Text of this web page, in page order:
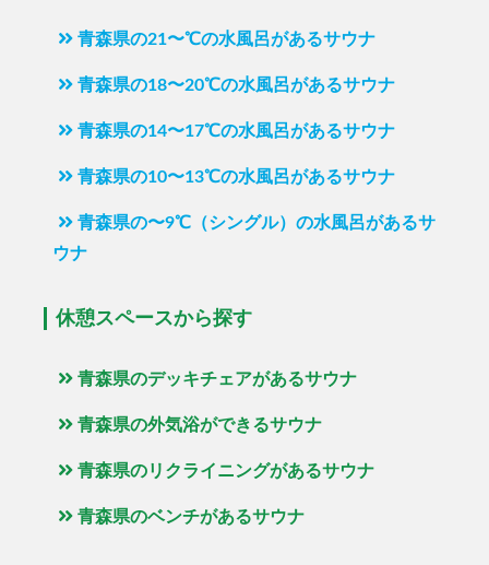
青森県の21〜℃の水風呂があるサウナ
青森県の18〜20℃の水風呂があるサウナ
青森県の14〜17℃の水風呂があるサウナ
青森県の10〜13℃の水風呂があるサウナ
青森県の〜9℃（シングル）の水風呂があるサ
ウナ
休憩スペースから探す
青森県のデッキチェアがあるサウナ
青森県の外気浴ができるサウナ
青森県のリクライニングがあるサウナ
青森県のベンチがあるサウナ